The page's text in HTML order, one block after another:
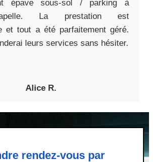
épave sous-sol / parking à
La prestation est
et tout a été parfaitement géré.
leurs services sans hésiter.
Alice R.
rendez-vous par